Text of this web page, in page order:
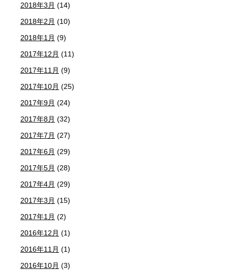
2018年3月 (14)
2018年2月 (10)
2018年1月 (9)
2017年12月 (11)
2017年11月 (9)
2017年10月 (25)
2017年9月 (24)
2017年8月 (32)
2017年7月 (27)
2017年6月 (29)
2017年5月 (28)
2017年4月 (29)
2017年3月 (15)
2017年1月 (2)
2016年12月 (1)
2016年11月 (1)
2016年10月 (3)